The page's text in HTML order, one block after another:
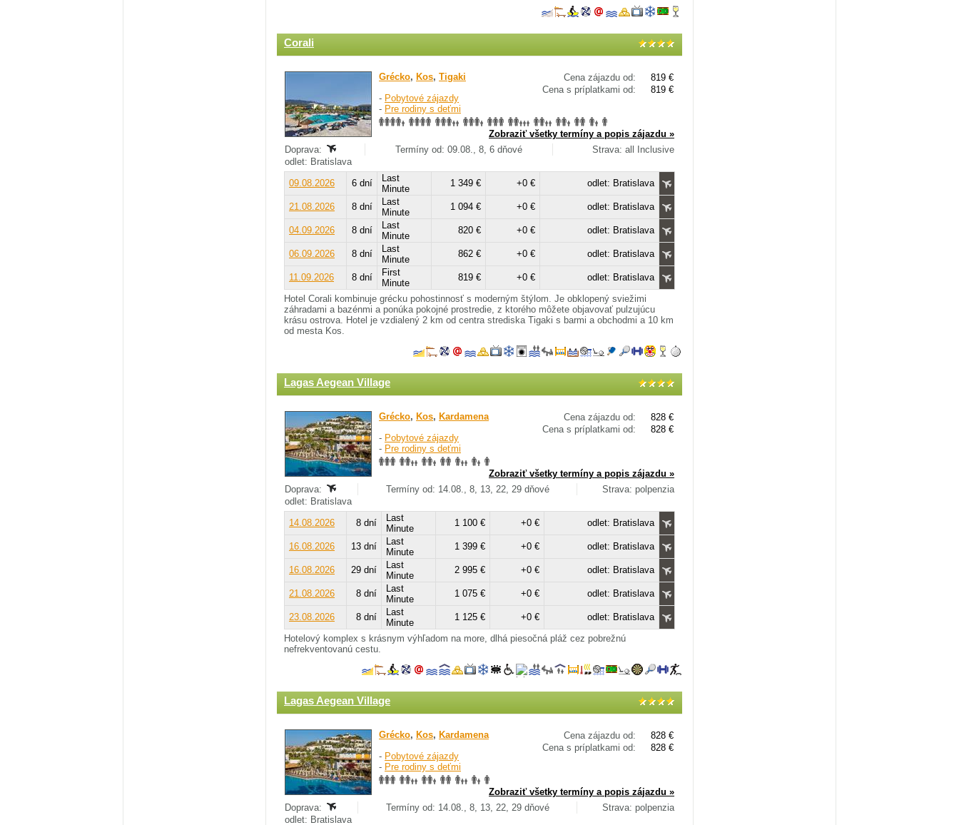
Corali
Cena zájazdu od:
819 €
Cena s príplatkami od:
819 €
Grécko, Kos, Tigaki
- Pobytové zájazdy
- Pre rodiny s deťmi
Zobraziť všetky termíny a popis zájazdu »
Doprava:
Termíny od: 09.08., 8, 6 dňové
Strava: all Inclusive
odlet: Bratislava
09.08.2026
6 dní
Last
Minute
1 349 € +0 € odlet: Bratislava
21.08.2026 8 dní
Last
Minute
1 094 € +0 € odlet: Bratislava
04.09.2026 8 dní
Last
Minute
820 € +0 € odlet: Bratislava
06.09.2026 8 dní
Last
Minute
862 € +0 € odlet: Bratislava
11.09.2026 8 dní
First
Minute
819 € +0 €
odlet: Bratislava
Hotel Corali kombinuje grécku pohostinnosť s moderným štýlom. Je obklopený sviežimi
záhradami a bazénmi a ponúka pokojné prostredie, z ktorého môžete objavovať pulzujúcu
krásu ostrova. Hotel je vzdialený 2 km od centra strediska Tigaki s barmi a obchodmi a 10 km
od mesta Kos.
Lagas Aegean Village
Cena zájazdu od:
828 €
Cena s príplatkami od:
828 €
Grécko, Kos, Kardamena
- Pobytové zájazdy
- Pre rodiny s deťmi
Zobraziť všetky termíny a popis zájazdu »
Doprava:
Termíny od: 14.08., 8, 13, 22, 29 dňové
Strava: polpenzia
odlet: Bratislava
14.08.2026
8 dní
Last
Minute
1 100 € +0 € odlet: Bratislava
16.08.2026 13 dní
Last
Minute
1 399 € +0 € odlet: Bratislava
16.08.2026 29 dní
Last
Minute
2 995 € +0 € odlet: Bratislava
21.08.2026 8 dní
Last
Minute
1 075 € +0 € odlet: Bratislava
23.08.2026 8 dní
Last
Minute
1 125 € +0 €
odlet: Bratislava
Hotelový komplex s krásnym výhľadom na more, dlhá piesočná pláž cez pobrežnú
nefrekventovanú cestu.
Lagas Aegean Village
Cena zájazdu od:
828 €
Cena s príplatkami od:
828 €
Grécko, Kos, Kardamena
- Pobytové zájazdy
- Pre rodiny s deťmi
Zobraziť všetky termíny a popis zájazdu »
Doprava:
Termíny od: 14.08., 8, 13, 22, 29 dňové
Strava: polpenzia
odlet: Bratislava